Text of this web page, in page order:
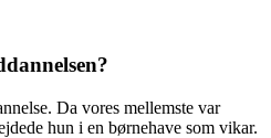
Da vores mellemste var
hun i en børnehave som vikar.